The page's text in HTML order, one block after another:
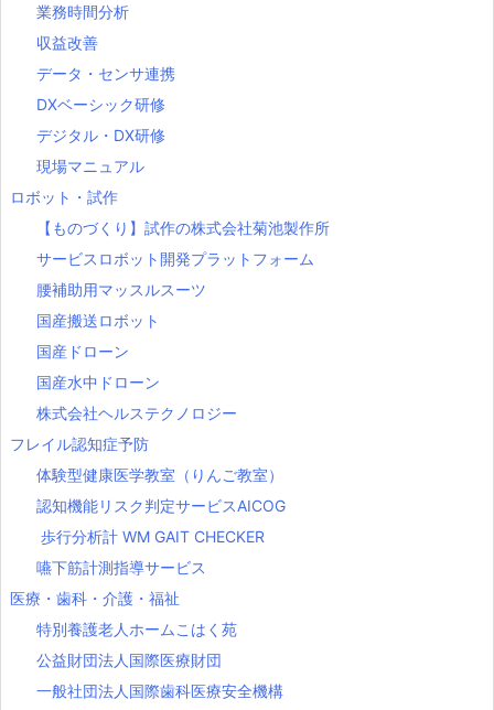
業務時間分析
収益改善
データ・センサ連携
DXベーシック研修
デジタル・DX研修
現場マニュアル
ロボット・試作
【ものづくり】試作の株式会社菊池製作所
サービスロボット開発プラットフォーム
腰補助用マッスルスーツ
国産搬送ロボット
国産ドローン
国産水中ドローン
株式会社ヘルステクノロジー
フレイル認知症予防
体験型健康医学教室（りんご教室）
認知機能リスク判定サービスAICOG
歩行分析計 WM GAIT CHECKER
嚥下筋計測指導サービス
医療・歯科・介護・福祉
特別養護老人ホームこはく苑
公益財団法人国際医療財団
一般社団法人国際歯科医療安全機構